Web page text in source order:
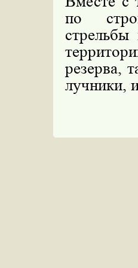
по
резерва,
лучники,